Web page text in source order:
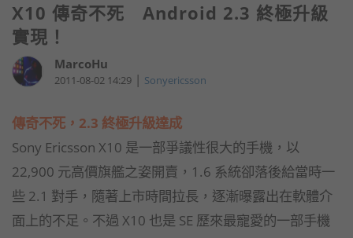
X10 傳奇不死 Android 2.3 終極升級
實現！
MarcoHu
2011-08-02 14:29 | Sonyericsson
傳奇不死，2.3 終極升級達成
Sony Ericsson X10 是一部爭議性很大的手機，以
22,900 元高價旗艦之姿開賣，1.6 系統卻落後給當時一
些 2.1 對手，隨著上市時間拉長，逐漸曝露出在軟體介
面上的不足。不過 X10 也是 SE 歷來最寵愛的一部手機